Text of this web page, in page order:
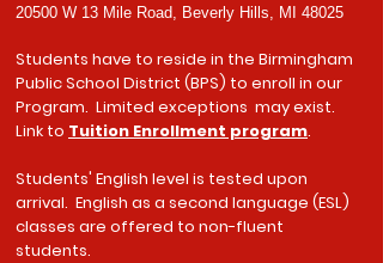
20500 W 13 Mile Road, Beverly Hills, MI 48025
Students have to reside in the Birmingham
Public School District (BPS) to enroll in our
Program. Limited exceptions may exist.
Link to Tuition Enrollment program.
Students' English level is tested upon
arrival. English as a second language (ESL)
classes are offered to non-fluent
students.